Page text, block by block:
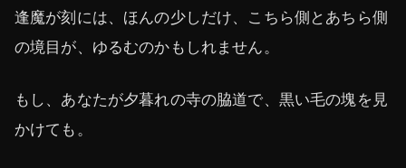
逢魔が刻には、ほんの少しだけ、こちら側とあちら側
の境目が、ゆるむのかもしれません。
もし、あなたが夕暮れの寺の脇道で、黒い毛の塊を見
かけても。